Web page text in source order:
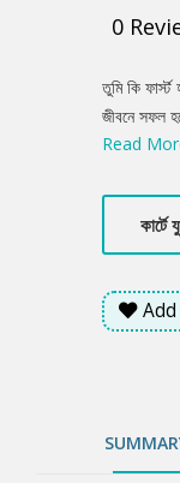
0
Product
তুমি কি
জীবনে সফল
ছাত্র নয়,
কথা,
সূত্র নিয়ে
কথা হলো,
Read